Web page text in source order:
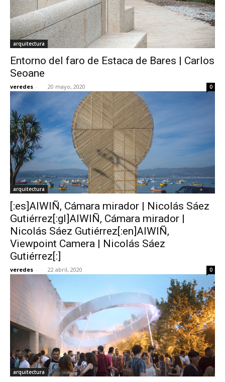
arquitectura
Entorno del faro de Estaca de Bares | Carlos
Seoane
veredes - 20 mayo, 2020 0
arquitectura
[:es]AIWIÑ, Cámara mirador | Nicolás Sáez
Gutiérrez[:gl]AIWIÑ, Cámara mirador |
Nicolás Sáez Gutiérrez[:en]AIWIÑ,
Viewpoint Camera | Nicolás Sáez
Gutiérrez[:]
veredes - 22 abril, 2020 0
arquitectura